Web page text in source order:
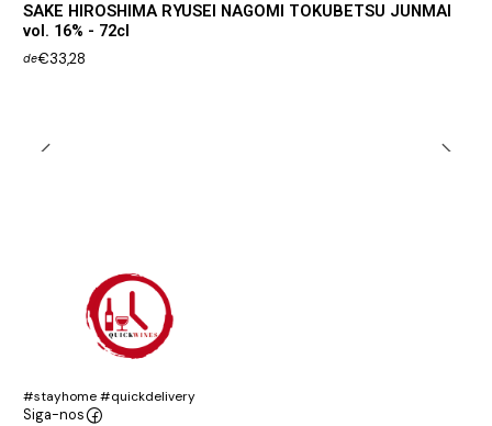
SAKE HIROSHIMA RYUSEI NAGOMI TOKUBETSU JUNMAI
vol. 16% - 72cl
de€33,28
#stayhome #quickdelivery
Siga-nos